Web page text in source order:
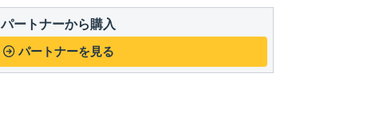
パートナーから購入
パートナーを見る